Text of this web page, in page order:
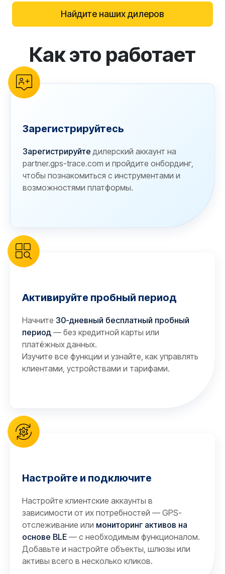
Найдите наших дилеров
reCAPTCHA verification
Как это работает
Зарегистрируйтесь
Зарегистрируйте дилерский аккаунт на
partner.gps-trace.com и пройдите онбординг,
чтобы познакомиться с инструментами и
возможностями платформы.
Активируйте пробный период
Начните 30-дневный бесплатный пробный
период — без кредитной карты или
платёжных данных.
Изучите все функции и узнайте, как управлять
клиентами, устройствами и тарифами.
Настройте и подключите
Настройте клиентские аккаунты в
зависимости от их потребностей — GPS-
отслеживание или мониторинг активов на
основе BLE — с необходимым функционалом.
Добавьте и настройте объекты, шлюзы или
активы всего в несколько кликов.